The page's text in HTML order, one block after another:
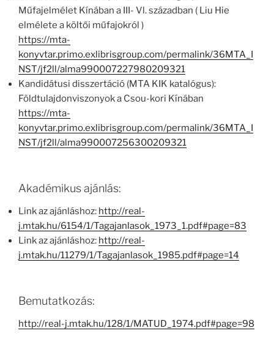
Műfajelmélet Kínában a III- Vl. században ( Liu Hie
elmélete a költői műfajokról )
https://mta-
konyvtar.primo.exlibrisgroup.com/permalink/36MTA_I
NST/jf2ll/alma990007227980209321
Kandidátusi disszertáció (MTA KIK katalógus):
Földtulajdonviszonyok a Csou-kori Kínában
https://mta-
konyvtar.primo.exlibrisgroup.com/permalink/36MTA_I
NST/jf2ll/alma990007256300209321
Akadémikus ajánlás:
Link az ajánláshoz: http://real-
j.mtak.hu/6154/1/Tagajanlasok_1973_1.pdf#page=83
Link az ajánláshoz: http://real-
j.mtak.hu/11279/1/Tagajanlasok_1985.pdf#page=14
Bemutatkozás:
http://real-j.mtak.hu/128/1/MATUD_1974.pdf#page=98